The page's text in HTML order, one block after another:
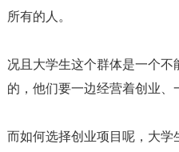
所有的人。
况且大学生这个群体是一个
的，他们要一边经营着创业、
而如何选择创业项目呢，大学